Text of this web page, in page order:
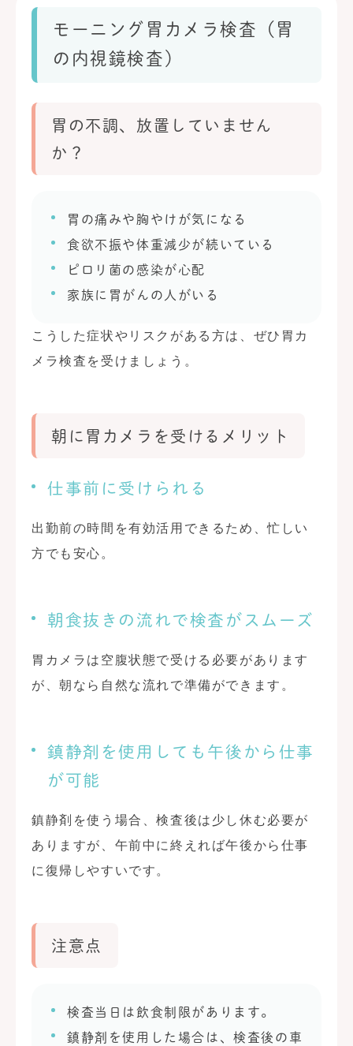
モーニング胃カメラ検査（胃
の内視鏡検査）
胃の不調、放置していません
か？
胃の痛みや胸やけが気になる
食欲不振や体重減少が続いている
ピロリ菌の感染が心配
家族に胃がんの人がいる
こうした症状やリスクがある方は、ぜひ胃カ
メラ検査を受けましょう。
朝に胃カメラを受けるメリット
仕事前に受けられる
出勤前の時間を有効活用できるため、忙しい
方でも安心。
朝食抜きの流れで検査がスムーズ
胃カメラは空腹状態で受ける必要があります
が、朝なら自然な流れで準備ができます。
鎮静剤を使用しても午後から仕事
が可能
鎮静剤を使う場合、検査後は少し休む必要が
ありますが、午前中に終えれば午後から仕事
に復帰しやすいです。
注意点
検査当日は飲食制限があります。
鎮静剤を使用した場合は、検査後の車